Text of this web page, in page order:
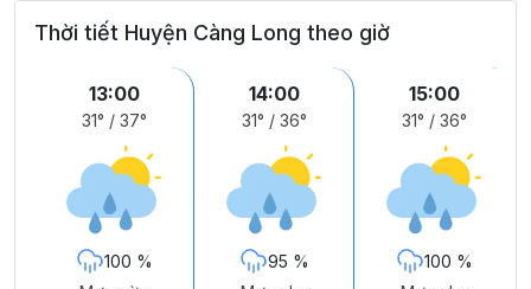
Thời tiết Huyện Càng Long theo giờ
13:00
31° / 37°
100 %
14:00
31° / 36°
95 %
15:00
31° / 36°
100 %